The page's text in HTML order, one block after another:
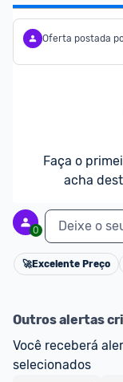
Oferta postada
Faça o
acha
0 Deixe o
🚀Excelente Preço
Outros alertas
Você receberá
selecionados